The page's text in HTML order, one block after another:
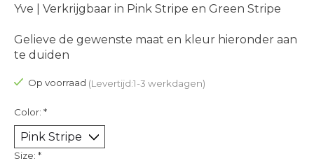
Yve | Verkrijgbaar in Pink Stripe en Green Stripe
Gelieve de gewenste maat en kleur hieronder aan
te duiden
Op voorraad (Levertijd:1-3 werkdagen)
Color: *
Size: *